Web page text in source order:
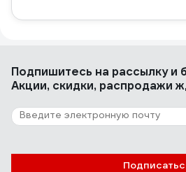
Подпишитесь на рассылкуи
Акции, скидки, распродажи